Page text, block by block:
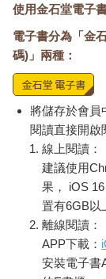
使用金石堂電子
電子書分為「金
碼)」兩種：
將儲存於會員
閱讀直接開啟
線上閱讀：
建議使用
果， iOS
置有6GB以
離線閱讀：
APP下載：
安裝電子書